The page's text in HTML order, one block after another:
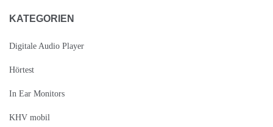
KATEGORIEN
Digitale Audio Player
Hörtest
In Ear Monitors
KHV mobil